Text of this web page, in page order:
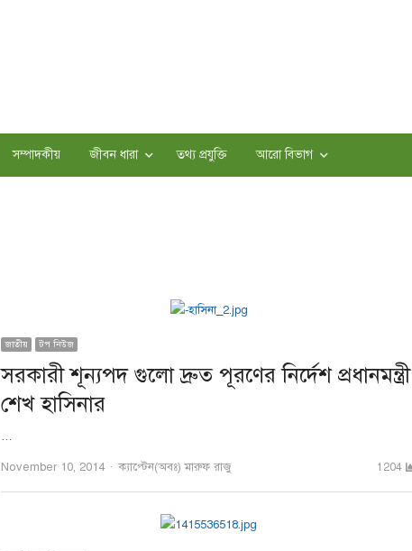
সম্পাদকীয় জীবন ধারা তথ্য প্রযুক্তি আরো বিভাগ
জাতীয় টপ নিউজ
সরকারী শূন্যপদ গুলো দ্রুত পূরণের নির্দেশ প্রধানমন্ত্রী
শেখ হাসিনার
…
November 10, 2014 Author
ক্যাপ্টেন(অবঃ) মারুফ রাজু 1204